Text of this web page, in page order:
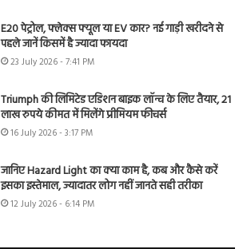
E20 पेट्रोल, फ्लेक्स फ्यूल या EV कार? नई गाड़ी खरीदने से
पहले जानें किसमें है ज्यादा फायदा
23 July 2026 - 7:41 PM
Triumph की लिमिटेड एडिशन बाइक लॉन्च के लिए तैयार, 21
लाख रुपये कीमत में मिलेंगे प्रीमियम फीचर्स
16 July 2026 - 3:17 PM
जानिए Hazard Light का क्या काम है, कब और कैसे करें
इसका इस्तेमाल, ज्यादातर लोग नहीं जानते सही तरीका
12 July 2026 - 6:14 PM